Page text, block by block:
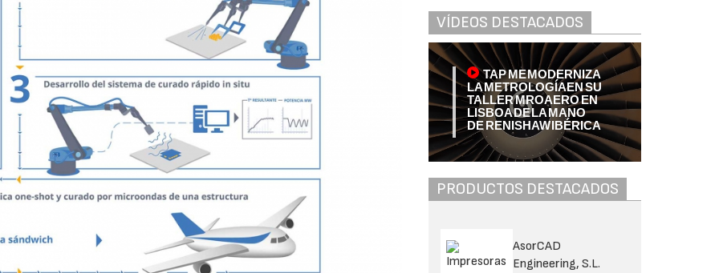
VÍDEOS DESTACADOS
TAP ME MODERNIZA
LA METROLOGÍA EN SU
TALLER MRO AERO EN
LISBOA DE LA MANO
DE RENISHAW IBÉRICA
PRODUCTOS DESTACADOS
AsorCAD
Engineering, S.L.